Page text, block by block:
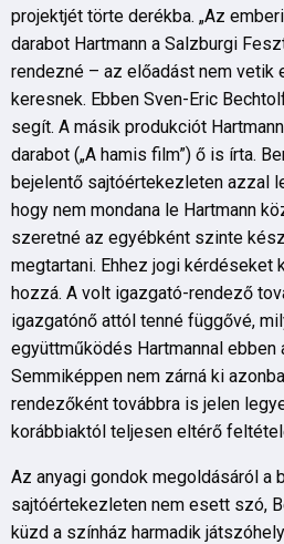
projektjét törte derékba. „Az
darabot Hartmann a Salzburgi
rendezné – az előadást nem vetik
keresnek. Ebben Sven-Eric
segít. A másik produkciót
darabot („A hamis film”) ő is írta.
bejelentő sajtóértekezleten azzal
hogy nem mondana le Hartmann
szeretné az egyébként szinte
megtartani. Ehhez jogi
hozzá. A volt igazgató-rendező
igazgatónő attól tenné függővé,
együttműködés Hartmannal ebben
Semmiképpen nem zárná ki
rendezőként továbbra is jelen
korábbiaktól teljesen eltérő
Az anyagi gondok megoldásáról a
sajtóértekezleten nem esett szó,
küzd a színház harmadik